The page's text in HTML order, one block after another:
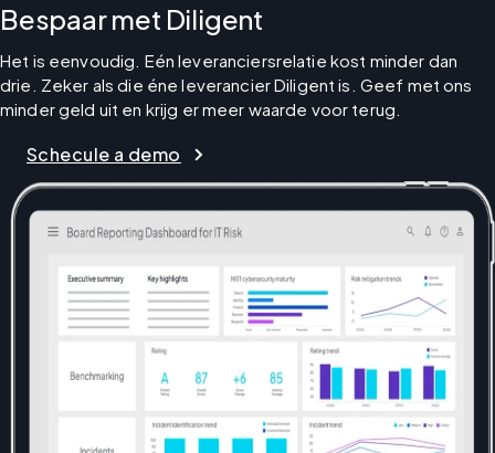
Bespaar met Diligent
Het is eenvoudig. Eén leveranciersrelatie kost minder dan
drie. Zeker als die éne leverancier Diligent is. Geef met ons
minder geld uit en krijg er meer waarde voor terug.
Schecule a demo